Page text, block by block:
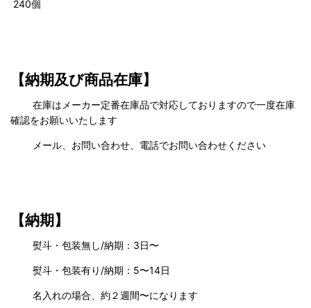
240個
【納期及び商品在庫】
在庫はメーカー定番在庫品で対応しておりますので一度在庫
確認をお願いいたします
メール、お問い合わせ、電話でお問い合わせください
【納期】
熨斗・包装無し/納期：3日〜
熨斗・包装有り/納期：5〜14日
名入れの場合、約２週間〜になります